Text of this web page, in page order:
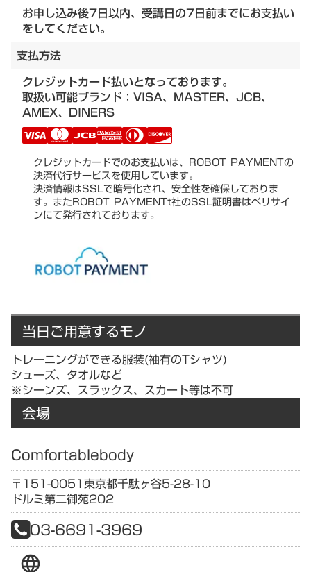
お申し込み後7日以内、受講日の7日前までにお支払い
をしてください。
支払方法
クレジットカード払いとなっております。
取扱い可能ブランド：VISA、MASTER、JCB、
AMEX、DINERS
クレジットカードでのお支払いは、ROBOT PAYMENTの
決済代行サービスを使用しています。
決済情報はSSLで暗号化され、安全性を確保しておりま
す。またROBOT PAYMENTt社のSSL証明書はベリサイ
ンにて発行されております。
当日ご用意するモノ
トレーニングができる服装(袖有のTシャツ)
シューズ、タオルなど
※シーンズ、スラックス、スカート等は不可
会場
Comfortablebody
〒151-0051東京都千駄ヶ谷5-28-10
ドルミ第二御苑202
03-6691-3969
language